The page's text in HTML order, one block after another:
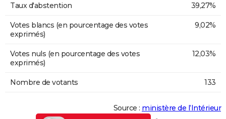
Taux d'abstention 39,27%
Votes blancs (en pourcentage des votes
exprimés)
9,02%
Votes nuls (en pourcentage des votes
exprimés)
12,03%
Nombre de votants 133
Source : ministère de l’Intérieur